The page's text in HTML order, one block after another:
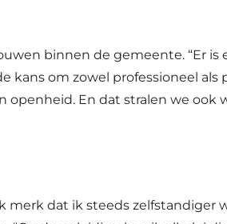
binnen de gemeente. “Er
om zowel professioneel
En dat stralen we ook
merk dat ik steeds zelfstandiger